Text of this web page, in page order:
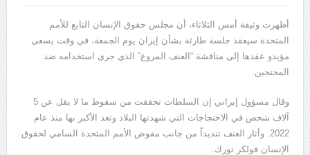
أظهرت وثيقة أمس الثلاثاء، أن مجلس حقوق الإنسان التابع للأمم
المتحدة سيعقد جلسة طارئة بشأن إيران يوم الجمعة، في وقت يسعى
مؤيدو عقدها إلى مناقشة “العنف المروع” الذي جرى استخدامه ضد
المحتجين.
وقال مسؤول إيراني إن السلطات تحققت من سقوط ما لا يقل عن 5
آلاف شخص في الاحتجاجات التي شهدتها البلاد وتعد الأكبر بها منذ عام
2022. وأثار العنف تنديداً من جانب مفوض الأمم المتحدة السامي لحقوق
الإنسان فولكر تورك.